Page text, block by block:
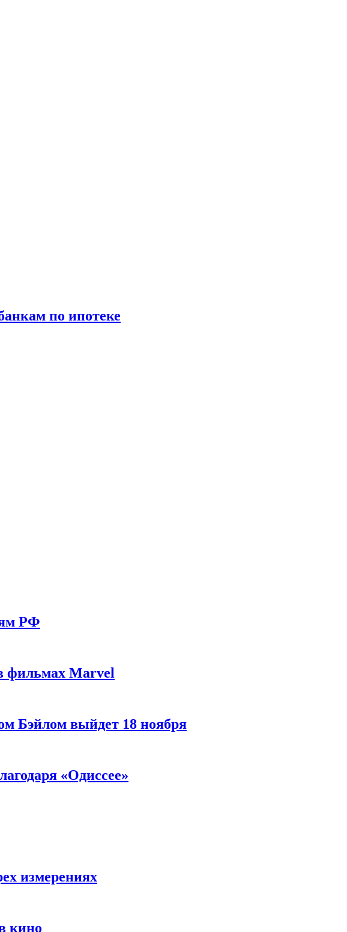
по ипотеке
РФ
фильмах Marvel
Бэйлом выйдет 18 ноября
«Одиссее»
измерениях
кино